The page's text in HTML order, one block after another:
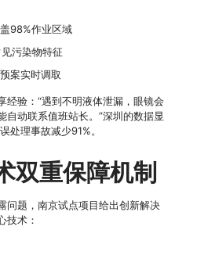
98%作业区域
污染物特征
案实时调取
经验：“遇到不明液体泄漏，眼镜会
自动联系值班站长。”深圳的数据显
处理事故减少91%。
双重保障机制
问题，南京试点项目给出创新解决
技术：